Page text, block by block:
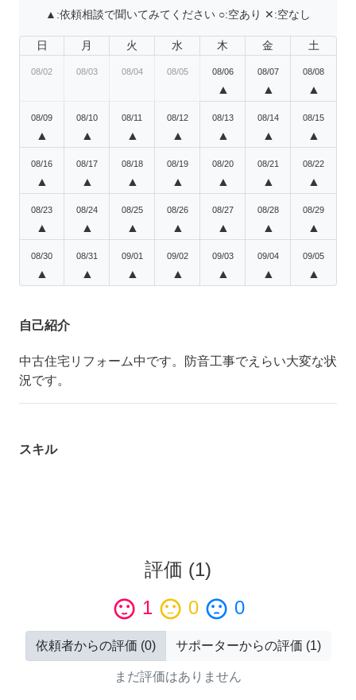
▲:依頼相談で聞いてみてください ○:空あり ✕:空なし
日 月 火 水 木 金 土
08/02 08/03 08/04 08/05 08/06
▲
08/07
▲
08/08
▲
08/09
▲
08/10
▲
08/11
▲
08/12
▲
08/13
▲
08/14
▲
08/15
▲
08/16
▲
08/17
▲
08/18
▲
08/19
▲
08/20
▲
08/21
▲
08/22
▲
08/23
▲
08/24
▲
08/25
▲
08/26
▲
08/27
▲
08/28
▲
08/29
▲
08/30
▲
08/31
▲
09/01
▲
09/02
▲
09/03
▲
09/04
▲
09/05
▲
自己紹介
中古住宅リフォーム中です。防音工事でえらい大変な状
況です。
スキル
評価 (1)
sentiment_satisfied 1 sentiment_neutral 0 sentiment_dissatisfied 0
依頼者からの評価 (0) サポーターからの評価 (1)
まだ評価はありません